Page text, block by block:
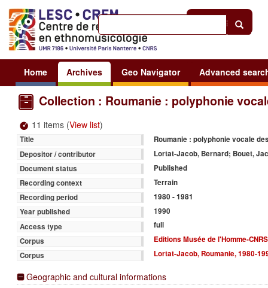
Sign in
Home Archives Geo Navigator Advanced
Collection : Roumanie : polyphonie
11 items (View list)
Title
Roumanie : polyphonie vocale
Depositor / contributor
Lortat-Jacob, Bernard; Bouet,
Document status
Published
Recording context
Terrain
Recording period
1980 - 1981
Year published
1990
Access type
full
Corpus
Editions Musée de l'Homme-
Corpus
Lortat-Jacob, Roumanie, 1980-
Geographic and cultural informations